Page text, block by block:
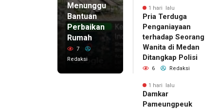
Menunggu
Bantuan
Perbaikan
Rumah
7
Redaksi
1 hari lalu
Pria Terduga
Penganiayaan
terhadap Seorang
Wanita di Medan
Ditangkap Polisi
6 Redaksi
1 hari lalu
Damkar
Pameungpeuk